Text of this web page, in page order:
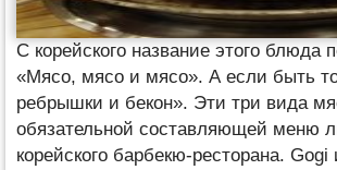
С корейского название этого блюда
«Мясо, мясо и мясо». А если быть
ребрышки и бекон». Эти три вида
обязательной составляющей меню
корейского барбекю-ресторана.